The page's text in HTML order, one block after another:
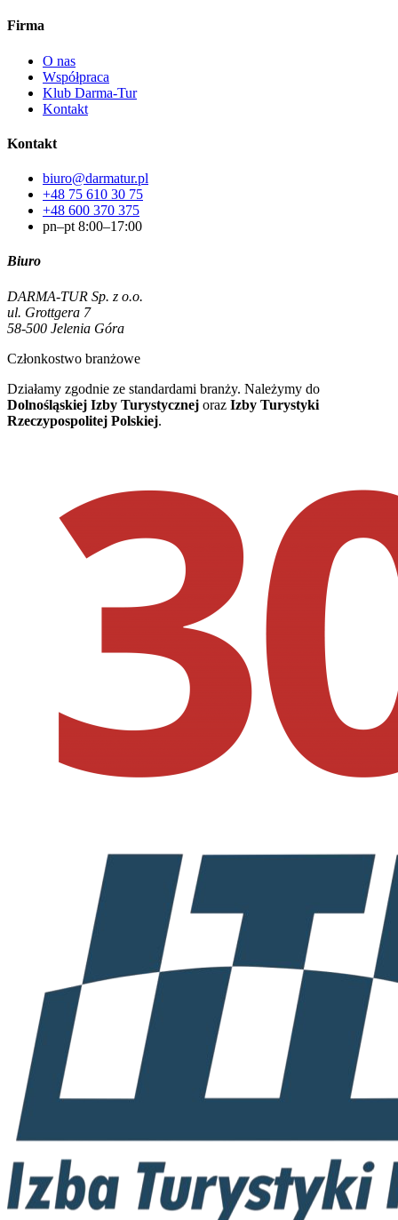
Firma
O nas
Współpraca
Klub Darma-Tur
Kontakt
Kontakt
biuro@darmatur.pl
+48 75 610 30 75
+48 600 370 375
pn–pt 8:00–17:00
Biuro
DARMA-TUR Sp. z o.o.
ul. Grottgera 7
58-500 Jelenia Góra
Członkostwo branżowe
Działamy zgodnie ze standardami branży. Należymy do
Dolnośląskiej Izby Turystycznej oraz Izby Turystyki
Rzeczypospolitej Polskiej.